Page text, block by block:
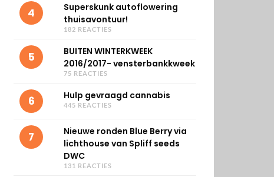
4
Superskunk autoflowering
thuisavontuur!
182 REACTIES
5
BUITEN WINTERKWEEK
2016/2017- vensterbankkweek
75 REACTIES
6 Hulp gevraagd cannabis
445 REACTIES
7
Nieuwe ronden Blue Berry via
lichthouse van Spliff seeds
DWC
131 REACTIES